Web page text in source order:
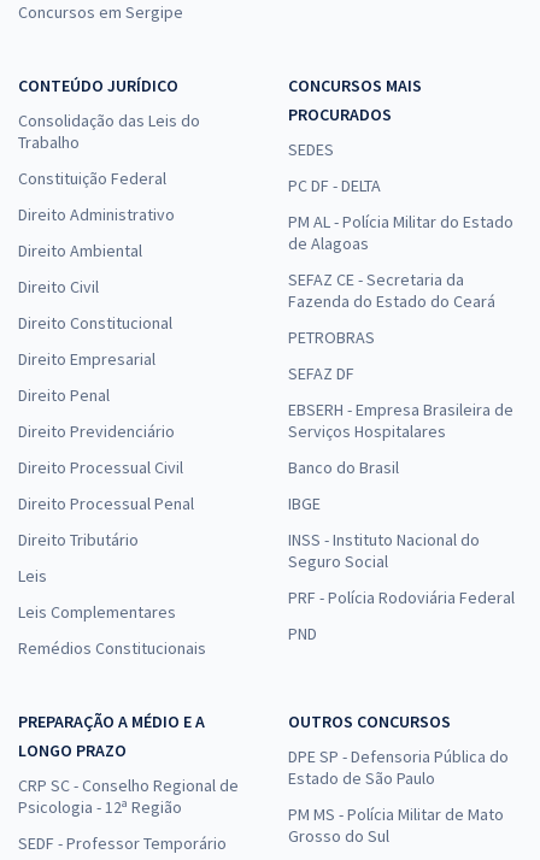
Concursos em Sergipe
CONTEÚDO JURÍDICO
Consolidação das Leis do
Trabalho
Constituição Federal
Direito Administrativo
Direito Ambiental
Direito Civil
Direito Constitucional
Direito Empresarial
Direito Penal
Direito Previdenciário
Direito Processual Civil
Direito Processual Penal
Direito Tributário
Leis
Leis Complementares
Remédios Constitucionais
CONCURSOS MAIS
PROCURADOS
SEDES
PC DF - DELTA
PM AL - Polícia Militar do Estado
de Alagoas
SEFAZ CE - Secretaria da
Fazenda do Estado do Ceará
PETROBRAS
SEFAZ DF
EBSERH - Empresa Brasileira de
Serviços Hospitalares
Banco do Brasil
IBGE
INSS - Instituto Nacional do
Seguro Social
PRF - Polícia Rodoviária Federal
PND
PREPARAÇÃO A MÉDIO E A
LONGO PRAZO
CRP SC - Conselho Regional de
Psicologia - 12ª Região
SEDF - Professor Temporário
OUTROS CONCURSOS
DPE SP - Defensoria Pública do
Estado de São Paulo
PM MS - Polícia Militar de Mato
Grosso do Sul